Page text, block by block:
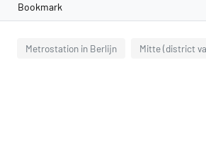
Bookmark
Metrostation in Berlijn Mitte (district